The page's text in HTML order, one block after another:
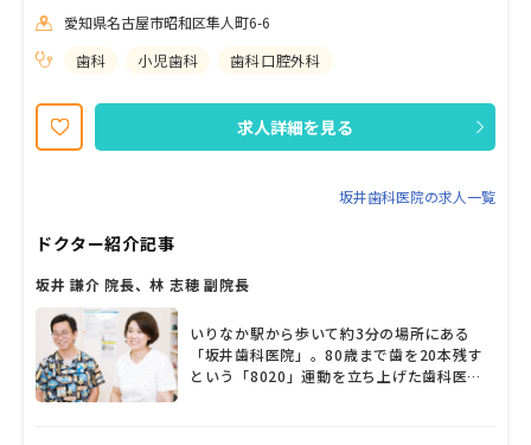
域の皆様の更なる期待に応えるべく、現在は歯科衛生士、管理栄養
士を絶賛募集中です。 在宅の患者様に綿密な口腔ケアや歯科治療、
適切な栄養管理やアドバイスなど、堅実ながらも型にとらわれない
病院の中では経験できないキャリアを積んでいただけると思いま
す。少しでも興味が湧いたらぜひ気軽にご相談を、当院のHPにもた
愛知県名古屋市昭和区隼人町6-6
歯科
小児歯科 歯科口腔外科
求人詳細を見る
坂井歯科医院の求人一覧
ドクター紹介記事
坂井 謙介 院長、林 志穂 副院長
いりなか駅から歩いて約3分の場所にある
「坂井歯科医院」。80歳まで歯を20本残す
という「8020」運動を立ち上げた歯科医師